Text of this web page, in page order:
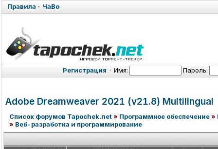
Правила · ЧаВо
Регистрация · Имя: Пароль:
Adobe Dreamweaver 2021 (v21.8) Multilingual
Список форумов Tapochek.net» Программное обеспечение»
» Веб-разработка и программирование